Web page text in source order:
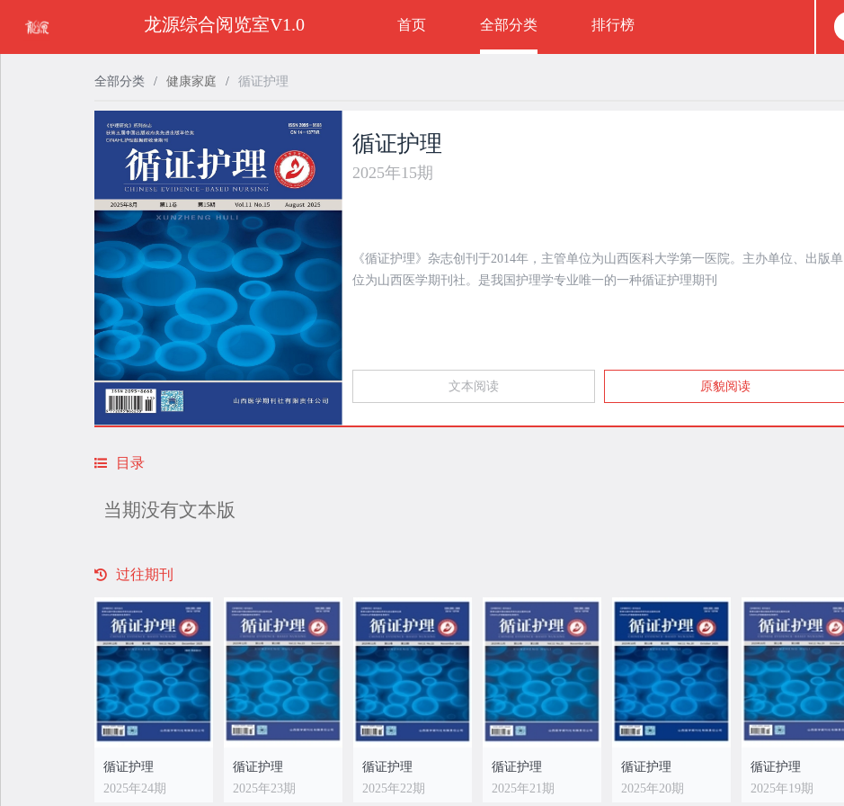
全部分类 / 健康家庭 / 循证护理
循证护理
2025年15期
《循证护理》杂志创刊于2014年，主管单位为山西医科大学第一医院。主办单位、出版单
位为山西医学期刊社。是我国护理学专业唯一的一种循证护理期刊
文本阅读 原貌阅读
目录
当期没有文本版
过往期刊
循证护理
2025年24期
循证护理
2025年23期
循证护理
2025年22期
循证护理
2025年21期
循证护理
2025年20期
循证护理
2025年19期
龙源综合阅览室V1.0 首页 全部分类 排行榜